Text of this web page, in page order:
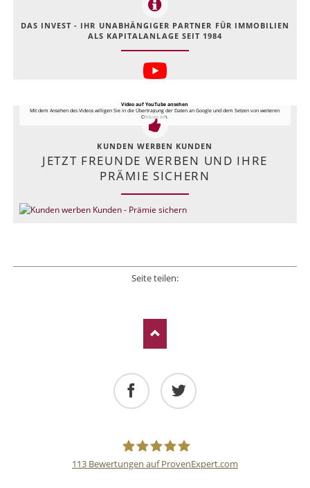
DAS INVEST - IHR UNABHÄNGIGER PARTNER FÜR IMMOBILIEN
ALS KAPITALANLAGE SEIT 1984
Video auf YouTube ansehen
Mit dem Ansehen des Videos willigen Sie in die Übertragung der Daten an Google und dem Setzen von weiteren
Cookies ein.
KUNDEN WERBEN KUNDEN
JETZT FREUNDE WERBEN UND IHRE
PRÄMIE SICHERN
Seite teilen:
113 Bewertungen auf ProvenExpert.com